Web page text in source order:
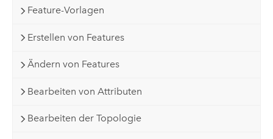
Feature-Vorlagen
Erstellen von Features
Ändern von Features
Bearbeiten von Attributen
Bearbeiten der Topologie